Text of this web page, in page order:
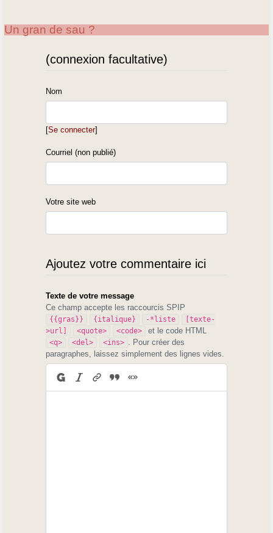
Un gran de sau ?
(connexion facultative)
Nom
[Se connecter]
Courriel (non publié)
Votre site web
Ajoutez votre commentaire ici
Texte de votre message
Ce champ accepte les raccourcis SPIP
{{gras}} {italique} -*liste
[texte-
>url]
<quote> <code> et le code HTML
<q> <del> <ins> . Pour créer des
paragraphes, laissez simplement des lignes vides.